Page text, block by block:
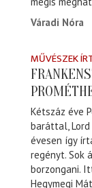
Váradi Nóra
MŰVÉSZEK
Kétszáz éve
baráttal,
évesen így
regényt. Sok
borzongani.
Hegymegi